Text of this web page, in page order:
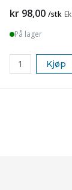
Pris
kr 98,00 /stk
På lager
Kjøp